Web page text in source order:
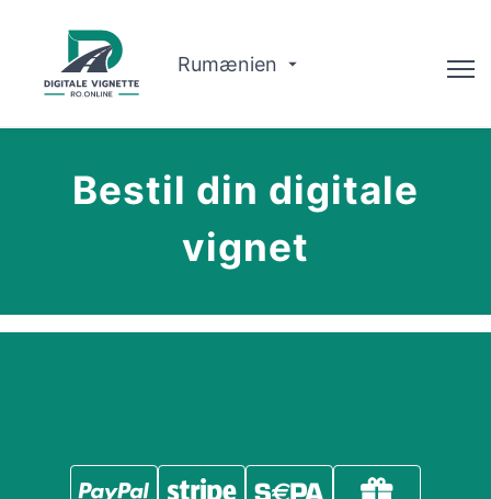
Rumænien
Om OsBestil din digitale
vignet